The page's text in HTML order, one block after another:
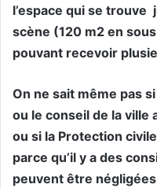
l’espace qui se trouve
scène (120 m2 en
pouvant recevoir
On ne sait même pas
ou le conseil de la
ou si la Protection
parce qu’il y a des
peuvent être